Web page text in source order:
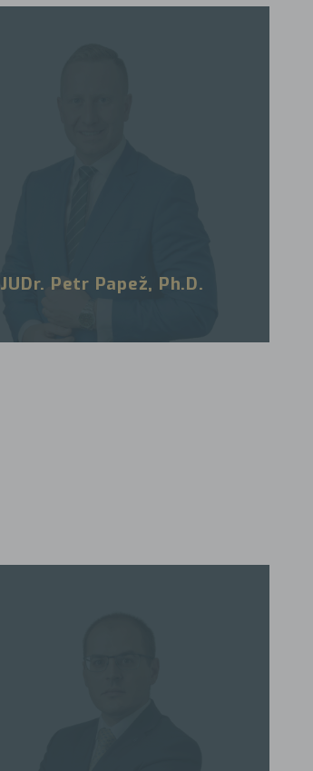
JUDr. Petr Papež, Ph.D.